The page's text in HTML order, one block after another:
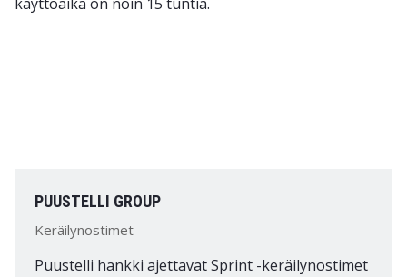
PUUSTELLI GROUP
Keräilynostimet
Puustelli hankki ajettavat Sprint -keräilynostimet